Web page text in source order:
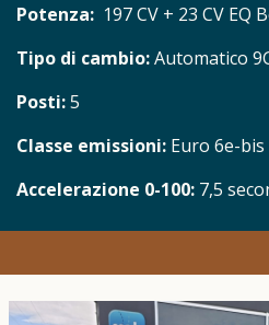
Potenza: 197 CV + 23 CV EQ
Tipo di cambio:​Automatico
Posti:5
Classe emissioni: Euro 6e-bis
Accelerazione 0-100: 7,5